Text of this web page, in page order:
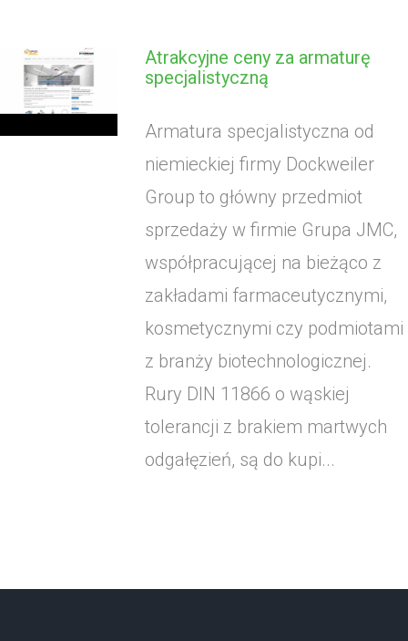
Atrakcyjne ceny za armaturę
specjalistyczną
Armatura specjalistyczna od
niemieckiej firmy Dockweiler
Group to główny przedmiot
sprzedaży w firmie Grupa JMC,
współpracującej na bieżąco z
zakładami farmaceutycznymi,
kosmetycznymi czy podmiotami
z branży biotechnologicznej.
Rury DIN 11866 o wąskiej
tolerancji z brakiem martwych
odgałęzień, są do kupi...